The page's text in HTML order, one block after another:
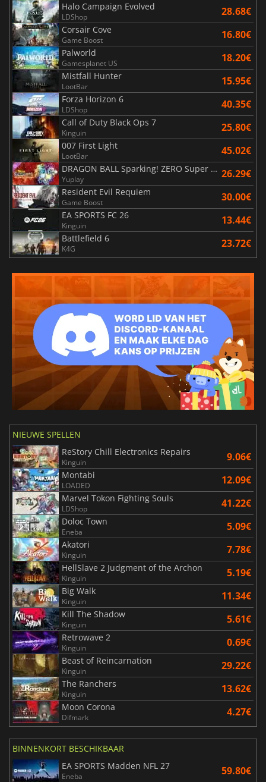
Halo Campaign Evolved
LDShop 28.68€
Corsair Cove
Game Boost 16.80€
Palworld
Gamesplanet US 18.20€
Mistfall Hunter
LootBar 15.95€
Forza Horizon 6
LDShop 40.35€
Call of Duty Black Ops 7
Kinguin 25.80€
007 First Light
LootBar 45.02€
DRAGON BALL Sparking! ZERO Super Limit Breaking NEO
Yuplay 26.29€
Resident Evil Requiem
Game Boost 30.00€
EA SPORTS FC 26
Kinguin 13.44€
Battlefield 6
K4G 23.72€
NIEUWE SPELLEN
ReStory Chill Electronics Repairs
Kinguin 9.06€
Montabi
LOADED 12.09€
Marvel Tokon Fighting Souls
LDShop 41.22€
Doloc Town
Eneba 5.09€
Akatori
Kinguin 7.78€
HellSlave 2 Judgment of the Archon
Kinguin 5.19€
Big Walk
Kinguin 11.34€
Kill The Shadow
Kinguin 5.61€
Retrowave 2
Kinguin 0.69€
Beast of Reincarnation
Kinguin 29.22€
The Ranchers
Kinguin 13.62€
Moon Corona
Difmark 4.27€
BINNENKORT BESCHIKBAAR
EA SPORTS Madden NFL 27
Eneba 59.80€